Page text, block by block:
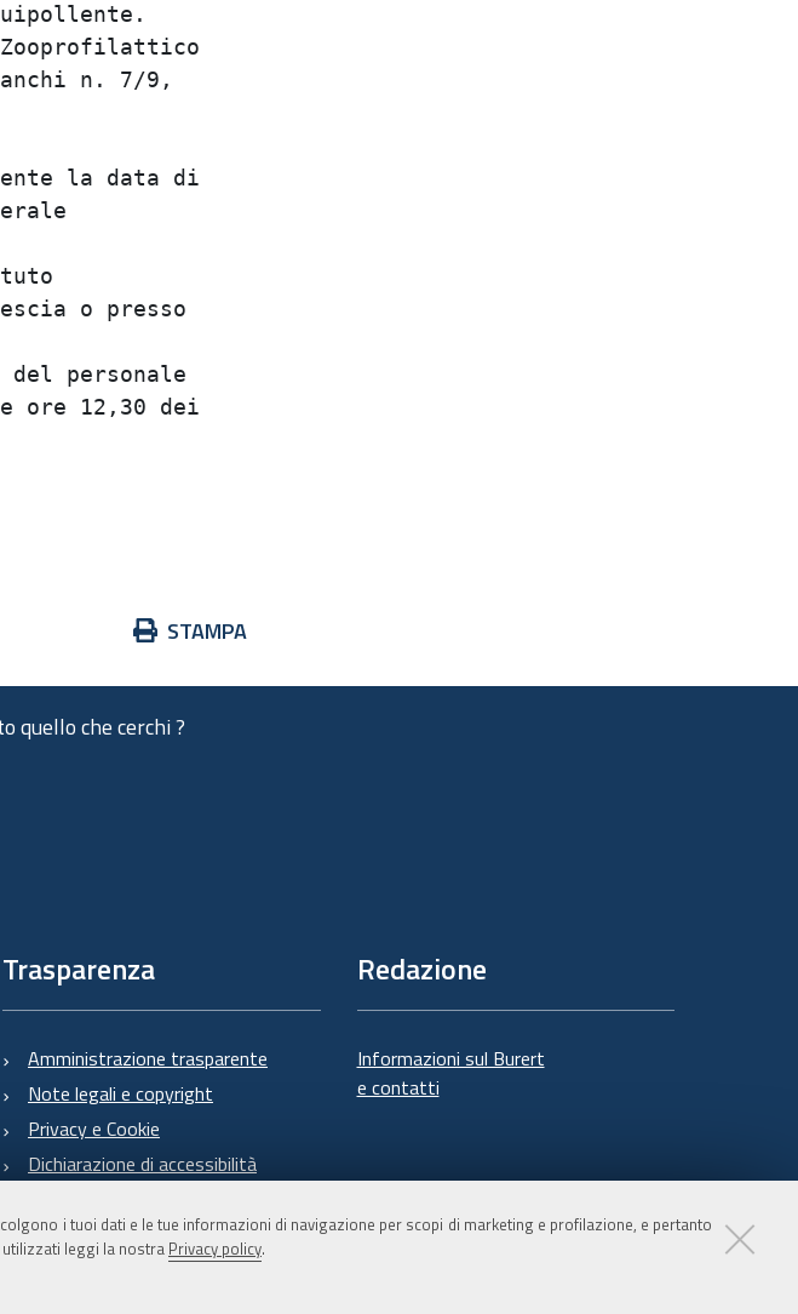
i tuoi dati e le tue informazioni di navigazione per scopi di marketing e profilazione, e pertanto
leggi la nostra Privacy policy.
laurea equipollente.
Istituto Zooprofilattico
A. Bianchi n. 7/9,
31 agosto 1999.
la data di
generale
dell'Istituto
9, Brescia o presso
del personale
10 alle ore 12,30 dei
Azioni
documento
STAMPA
quello che cerchi ?
Trasparenza
Amministrazione trasparente
Note legali e copyright
Privacy e Cookie
Dichiarazione di accessibilità
Redazione
Informazioni sul Burert
e contatti